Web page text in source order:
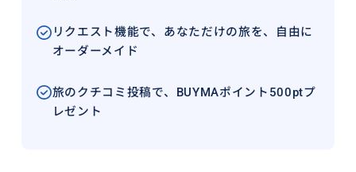
リクエスト機能で、あなただけの旅を、自由に
オーダーメイド
旅のクチコミ投稿で、BUYMAポイント500ptプ
レゼント